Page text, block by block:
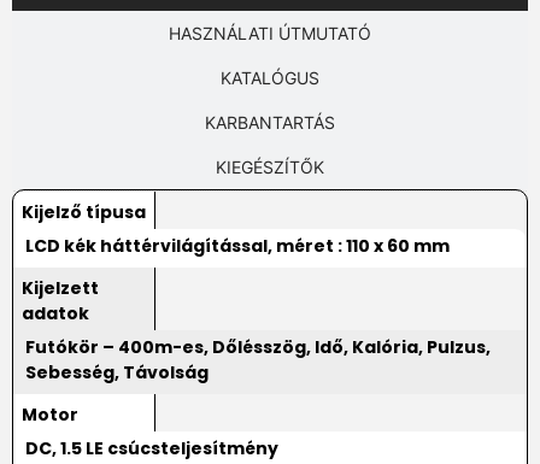
HASZNÁLATI ÚTMUTATÓ
KATALÓGUS
KARBANTARTÁS
KIEGÉSZÍTŐK
Kijelző típusa
LCD kék háttérvilágítással, méret : 110 x 60 mm
Kijelzett
adatok
Futókör – 400m-es, Dőlésszög, Idő, Kalória, Pulzus,
Sebesség, Távolság
Motor
DC, 1.5 LE csúcsteljesítmény